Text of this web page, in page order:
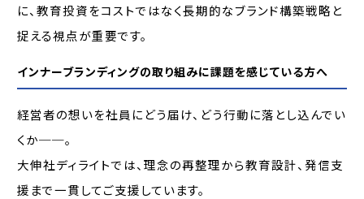
に、教育投資をコストではなく長期的なブランド構築戦略と
捉える視点が重要です。
インナーブランディングの取り組みに課題を感じている方へ
経営者の想いを社員にどう届け、どう行動に落とし込んでい
くか──。
大伸社ディライトでは、理念の再整理から教育設計、発信支
援まで一貫してご支援しています。